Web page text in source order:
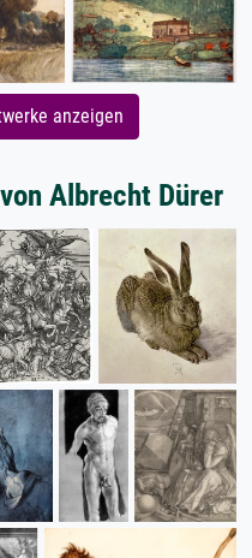
anzeigen
Albrecht Dürer